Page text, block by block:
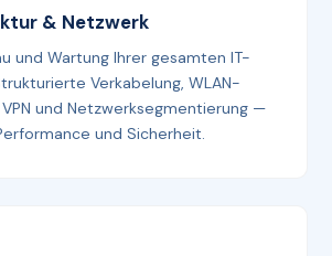
& Netzwerk
und Wartung Ihrer gesamten IT-
Verkabelung, WLAN-
und Netzwerksegmentierung —
und Sicherheit.